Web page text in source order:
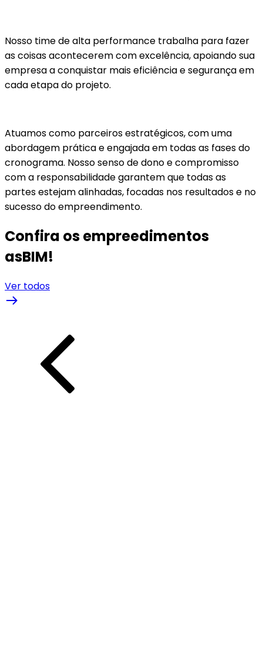
Nosso time de alta performance trabalha para fazer
as coisas acontecerem com excelência, apoiando sua
empresa a conquistar mais eficiência e segurança em
cada etapa do projeto.
Atuamos como parceiros estratégicos, com uma
abordagem prática e engajada em todas as fases do
cronograma. Nosso senso de dono e compromisso
com a responsabilidade garantem que todas as
partes estejam alinhadas, focadas nos resultados e no
sucesso do empreendimento.
Confira os empreedimentos
asBIM!
Ver todos